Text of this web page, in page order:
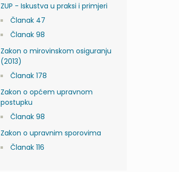
ZUP - Iskustva u praksi i primjeri
Članak 47
Članak 98
Zakon o mirovinskom osiguranju
(2013)
Članak 178
Zakon o općem upravnom
postupku
Članak 98
Zakon o upravnim sporovima
Članak 116